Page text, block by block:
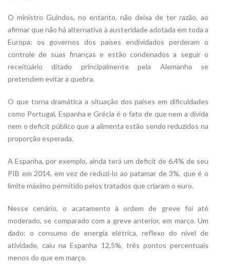
O ministro Guindos, no entanto, não deixa de ter razão, ao
afirmar que não há alternativa à austeridade adotada em toda a
Europa: os governos dos países endividados perderam o
controle de suas finanças e estão condenados a seguir o
receituário ditado principalmente pela Alemanha se
pretendem evitar a quebra.
O que torna dramática a situação dos países em dificuldades
como Portugal, Espanha e Grécia é o fato de que nem a dívida
nem o deficit público que a alimenta estão sendo reduzidos na
proporção esperada.
A Espanha, por exemplo, ainda terá um deficit de 6,4% de seu
PIB em 2014, em vez de reduzi-lo ao patamar de 3%, que é o
limite máximo permitido pelos tratados que criaram o euro.
Nesse cenário, o acatamento à ordem de greve foi até
moderado, se comparado com a greve anterior, em março. Um
dado: o consumo de energia elétrica, reflexo do nível de
atividade, caiu na Espanha 12,5%, três pontos percentuais
menos do que em março.